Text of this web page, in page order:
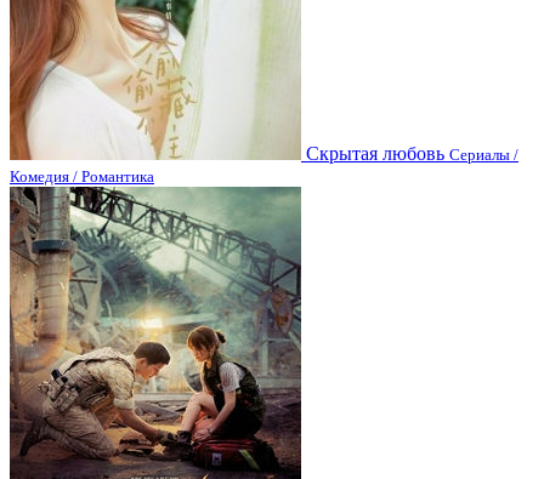
Скрытая любовь Сериалы /
Комедия / Романтика